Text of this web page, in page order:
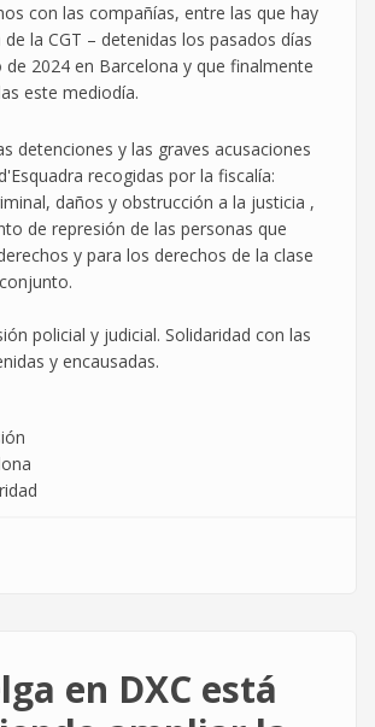
con las compañías, entre las que hay
la CGT – detenidas los pasados días
de 2024 en Barcelona y que finalmente
este mediodía.
detenciones y las graves acusaciones
recogidas por la fiscalía:
daños y obstrucción a la justicia ,
de represión de las personas que
y para los derechos de la clase
policial y judicial. Solidaridad con las
y encausadas.
en DXC está